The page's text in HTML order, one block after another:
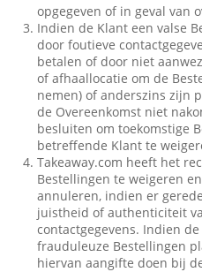
opgegeven of in geval van
Indien de Klant een valse
door foutieve
betalen of door niet
of afhaallocatie om de
nemen) of anderszins zijn
de Overeenkomst niet
besluiten om toekomstige
betreffende Klant te
Takeaway.com heeft het
Bestellingen te weigeren
annuleren, indien er
juistheid of authenticiteit
contactgegevens. Indien
frauduleuze Bestellingen
hiervan aangifte doen bij